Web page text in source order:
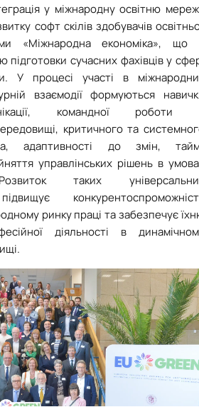
у міжнародну освітню
софт скілів здобувачів
«Міжнародна економіка», що
сучасних фахівців у
У процесі участі в
взаємодії формуються
командної роботи
критичного та
адаптивності до змін,
управлінських рішень в
таких
ринку праці та забезпечує
діяльності в